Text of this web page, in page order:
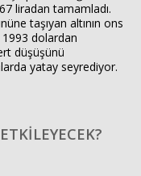
liradan tamamladı.
taşıyan altının ons
1993 dolardan
düşüşünü
yatay seyrediyor.